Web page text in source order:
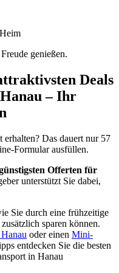
genießen.
Deals
– Ihr
erhalten? Das dauert nur 57
Formular ausfüllen.
Offerten für
unterstützt Sie dabei,
Sie durch eine frühzeitige
zusätzlich sparen können.
oder einen Mini-
entdecken Sie die besten
in Hanau